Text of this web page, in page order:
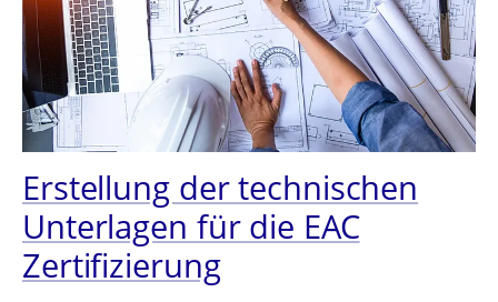
Erstellung der technischen
Unterlagen für die EAC
Zertifizierung